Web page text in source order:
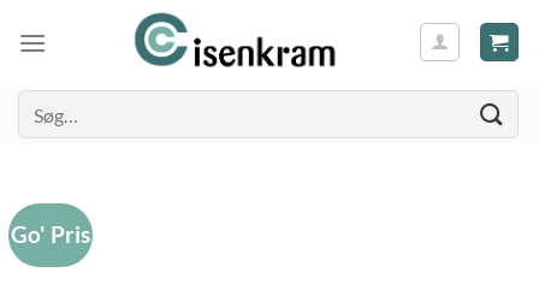
efter:
Go' Pris